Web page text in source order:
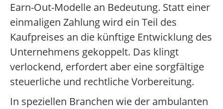
Earn-Out-Modelle an Bedeutung. Statt einer
einmaligen Zahlung wird ein Teil des
Kaufpreises an die künftige Entwicklung des
Unternehmens gekoppelt. Das klingt
verlockend, erfordert aber eine sorgfältige
steuerliche und rechtliche Vorbereitung.
In speziellen Branchen wie der ambulanten